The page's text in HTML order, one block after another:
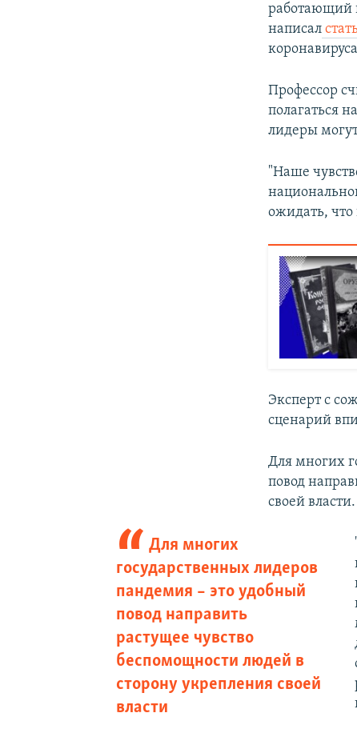
работающий
написал
Профессор
полагаться
лидеры
"Наше
ожидать, что
Эксперт с
сценарий
Для многих
повод
своей власти.
Для многих
государственных лидеров
пандемия – это удобный
повод направить
растущее чувство
беспомощности людей в
сторону укрепления своей
власти